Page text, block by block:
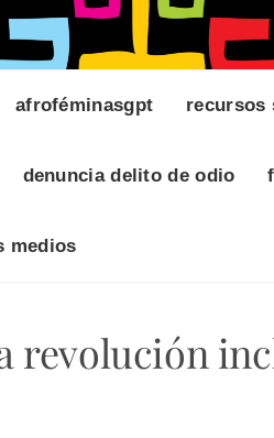
afroféminasgpt recursos
denuncia delito de odio
medios
revolución